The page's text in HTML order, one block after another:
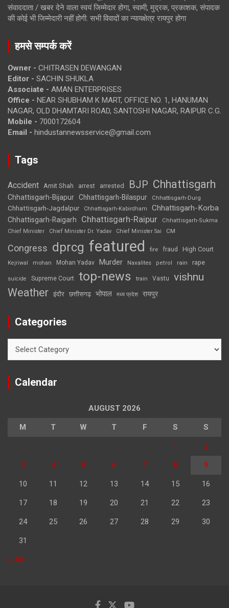
संवाददाता / खबर देने वाला स्वयं जिम्मेदार होगा, स्वामी, मुद्रक, प्रकाशक, संपादक
की कोई भी जिम्मेदारी नहीं होगी. सभी विवादों का न्यायक्षेत्र रायपुर होगा
हमसे सम्पर्क करें
Owner - CHITRASEN DEWANGAN
Editor - SACHIN SHUKLA
Associate - AMAN ENTERPRISES
Office - NEAR SHUBHAM K MART, OFFICE NO. 1, HANUMAN
NAGAR, OLD DHAMTARI ROAD, SANTOSHI NAGAR, RAIPUR C.G.
Mobile - 7000172604
Email - hindustannewsservice@gmail.com
Tags
Accident Amit Shah arrest arrested BJP Chhattisgarh
Chhattisgarh-Bijapur Chhattisgarh-Bilaspur Chhattisgarh-Durg
Chhattisgarh-Jagdalpur Chhattisgarh-Kabirdham Chhattisgarh-Korba
Chhattisgarh-Raigarh Chhattisgarh-Raipur
Chhattisgarh-Sukma
Chief Minister
Chief Minister Dr. Yadav Chief Minister Sai CM
Congress dprcg featured fire fraud High Court
Kejriwal mohan Mohan Yadav Murder Naxalites petrol rain rape
suicide Supreme Court top-news train Vastu vishnu
Weather इंदौर छत्तीसगढ़ भोपाल मध्य प्रदेश रायपुर
Categories
Calendar
AUGUST 2026
M T W T F S S
1 2
3 4 5 6 7 8 9
10 11 12 13 14 15 16
17 18 19 20 21 22 23
24 25 26 27 28 29 30
31
« Jul